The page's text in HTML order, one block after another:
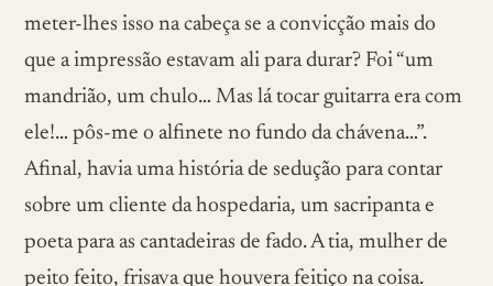
meter-lhes isso na cabeça se a convicção mais do
que a impressão estavam ali para durar? Foi “um
mandrião, um chulo… Mas lá tocar guitarra era com
ele!… pôs-me o alfinete no fundo da chávena…”.
Afinal, havia uma história de sedução para contar
sobre um cliente da hospedaria, um sacripanta e
poeta para as cantadeiras de fado. A tia, mulher de
peito feito, frisava que houvera feitiço na coisa.